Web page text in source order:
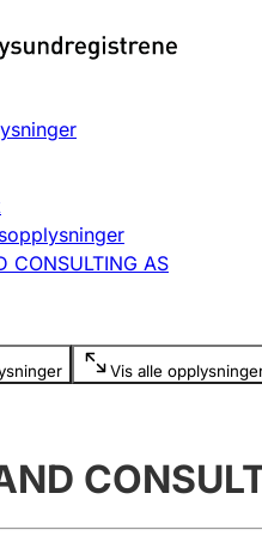
slette
CONSULTING AS
Vis alle